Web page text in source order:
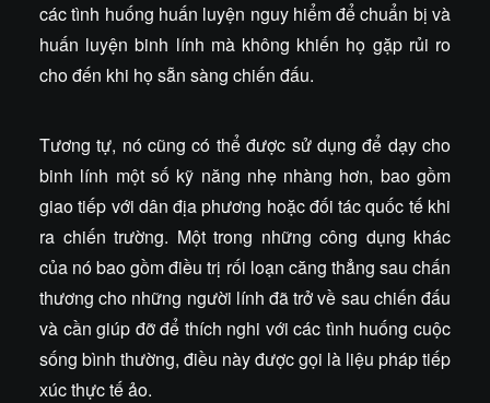
các tình huống huấn luyện nguy hiểm để chuẩn bị và
huấn luyện binh lính mà không khiến họ gặp rủi ro
cho đến khi họ sẵn sàng chiến đấu.
Tương tự, nó cũng có thể được sử dụng để dạy cho
binh lính một số kỹ năng nhẹ nhàng hơn, bao gồm
giao tiếp với dân địa phương hoặc đối tác quốc tế khi
ra chiến trường. Một trong những công dụng khác
của nó bao gồm điều trị rối loạn căng thẳng sau chấn
thương cho những người lính đã trở về sau chiến đấu
và cần giúp đỡ để thích nghi với các tình huống cuộc
sống bình thường, điều này được gọi là liệu pháp tiếp
xúc thực tế ảo.